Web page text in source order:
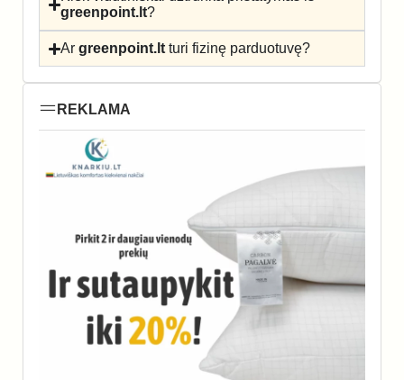
greenpoint.lt?
Argreenpoint.lt turi fizinę parduotuvę?
REKLAMA